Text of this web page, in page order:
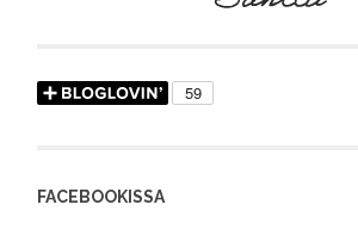
FACEBOOKISSA